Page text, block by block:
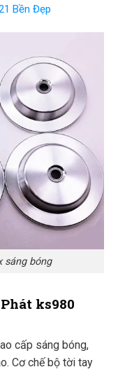
Bền Đẹp
sáng bóng
ks980
cấp sáng bóng,
Cơ chế bộ tời tay